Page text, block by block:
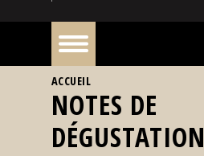
À
la
une
VOUS ÊTES ICI
ACCUEIL
NOTES DE
DÉGUSTATION